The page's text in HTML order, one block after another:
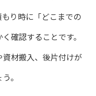
り時に「どこまでの
確認することです。
材搬入、後片付けが
。